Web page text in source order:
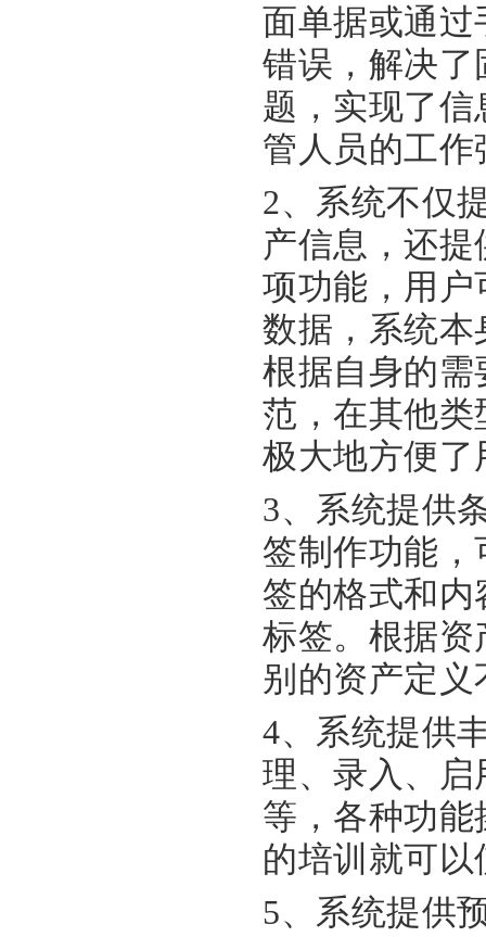
面单据或通
错误，解决
题，实现了
管人员的工
2、系统不仅
产信息，还
项功能，用
数据，系统
根据自身的
范，在其他
极大地方便
3、系统提供
签制作功能
签的格式和
标签。根据
别的资产定
4、系统提供
理、录入、
等，各种功
的培训就可
5、系统提供